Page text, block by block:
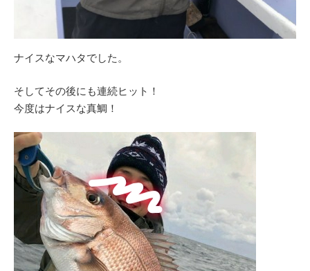
ナイスなマハタでした。
そしてその後にも連続ヒット！
今度はナイスな真鯛！